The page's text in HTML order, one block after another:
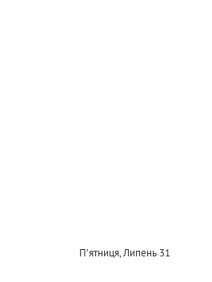
П’ятниця, Липень 31